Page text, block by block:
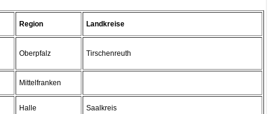
Region Landkreise
Oberpfalz Tirschenreuth
Mittelfranken
Halle Saalkreis